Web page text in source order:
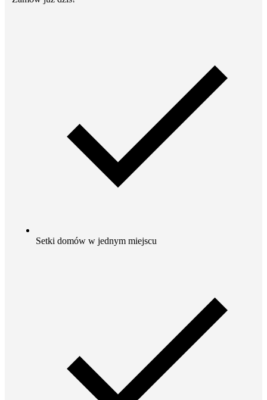
Setki domów w jednym miejscu